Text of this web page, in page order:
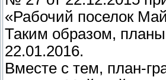
«Рабочий поселок
Таким образом,
22.01.2016.
Вместе с тем, план-